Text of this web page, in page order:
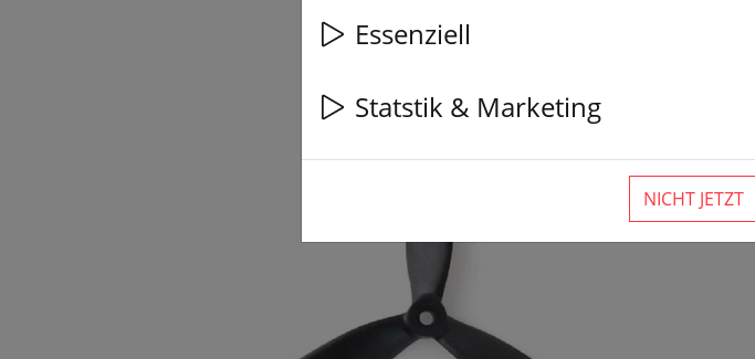
Essenziell
Statstik & Marketing
NICHT JETZT